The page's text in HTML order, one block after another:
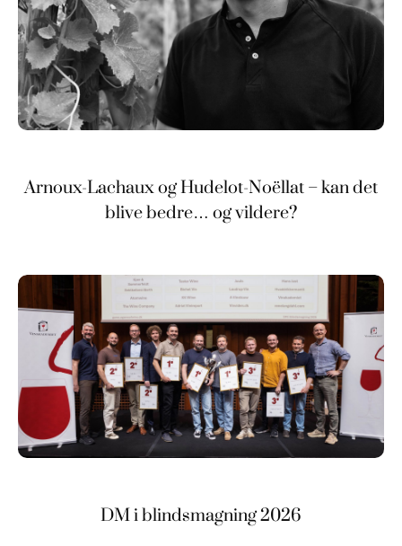
Arnoux-Lachaux og Hudelot-Noëllat – kan det
blive bedre… og vildere?
DM i blindsmagning 2026